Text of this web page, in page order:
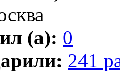
(а): 0
241